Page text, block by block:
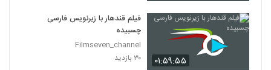
۰۱:۵۹:۵۵
فیلم قندهار با زیرنویس فارسی
چسبیده
Filmseven_channel
۳۰ بازدید